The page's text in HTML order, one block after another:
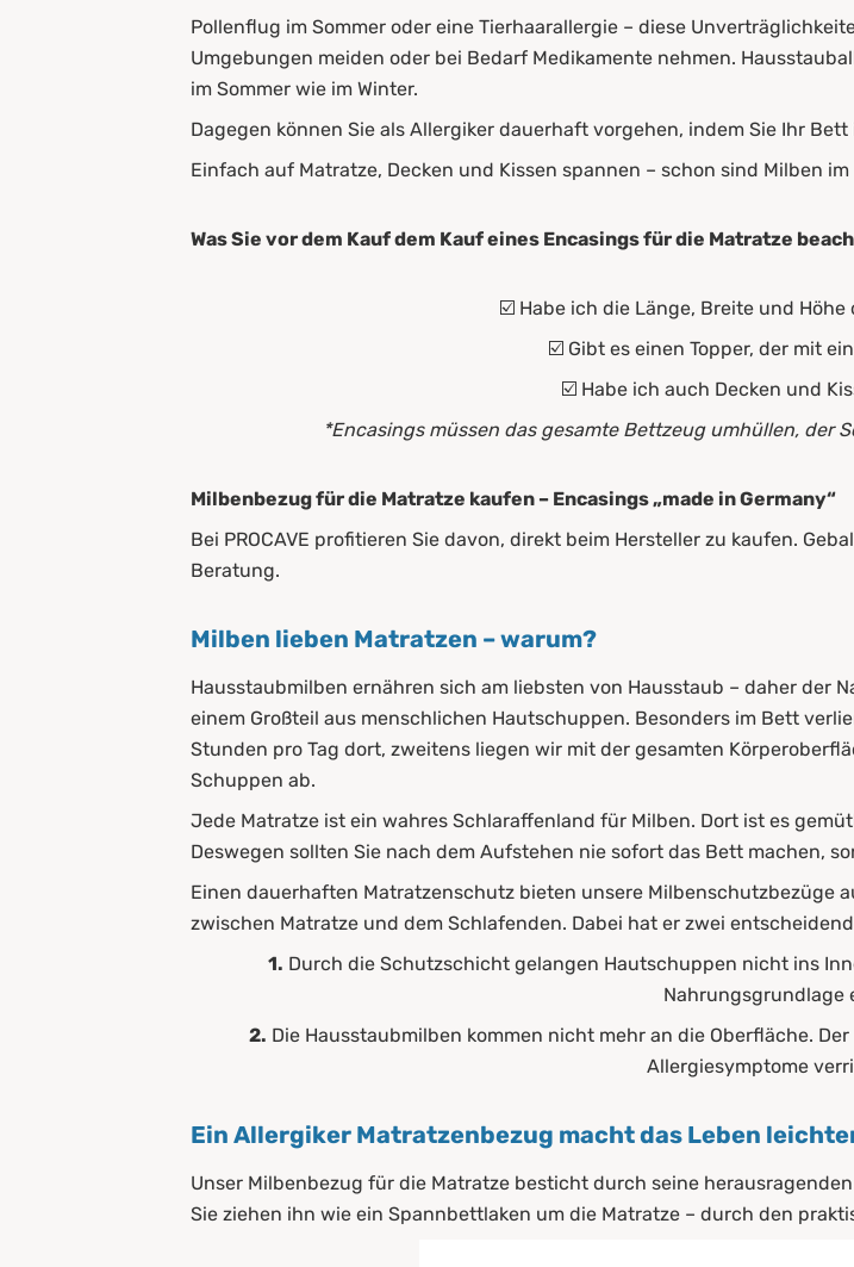
Pollenflug im Sommer oder eine Tierhaarallergie – diese
Umgebungen meiden oder bei Bedarf Medikamente nehmen.
im Sommer wie im Winter.
Dagegen können Sie als Allergiker dauerhaft vorgehen, indem Sie Ihr Bett
Einfach auf Matratze, Decken und Kissen spannen – schon sind Milben
Was Sie vor dem Kauf dem Kauf eines Encasings für die Matratze
☑️ Habe ich die Länge, Breite und Höhe
☑️ Gibt es einen Topper, der mit
☑️ Habe ich auch Decken und
*Encasings müssen das gesamte Bettzeug umhüllen,
Milbenbezug für die Matratze kaufen – Encasings „made in Germany“
Bei PROCAVE profitieren Sie davon, direkt beim Hersteller zu kaufen.
Beratung.
Milben lieben Matratzen – warum?
Hausstaubmilben ernähren sich am liebsten von Hausstaub – daher der
einem Großteil aus menschlichen Hautschuppen. Besonders im Bett
Stunden pro Tag dort, zweitens liegen wir mit der gesamten
Schuppen ab.
Jede Matratze ist ein wahres Schlaraffenland für Milben. Dort ist es
Deswegen sollten Sie nach dem Aufstehen nie sofort das Bett machen,
Einen dauerhaften Matratzenschutz bieten unsere Milbenschutzbezüge
zwischen Matratze und dem Schlafenden. Dabei hat er zwei
1. Durch die Schutzschicht gelangen Hautschuppen nicht ins
Nahrungsgrundlage
2. Die Hausstaubmilben kommen nicht mehr an die Oberfläche.
Allergiesymptome
Ein Allergiker Matratzenbezug macht das Leben
Unser Milbenbezug für die Matratze besticht durch seine
Sie ziehen ihn wie ein Spannbettlaken um die Matratze – durch den